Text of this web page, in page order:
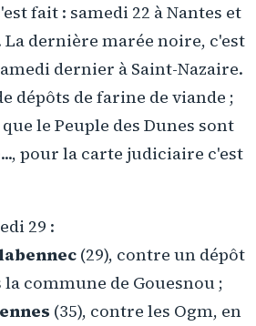
fait : samedi 22 à Nantes et
dernière marée noire, c'est
dernier à Saint-Nazaire.
dépôts de farine de viande ;
le Peuple des Dunes sont
pour la carte judiciaire c'est
29 :
(29), contre un dépôt
commune de Gouesnou ;
(35), contre les Ogm, en